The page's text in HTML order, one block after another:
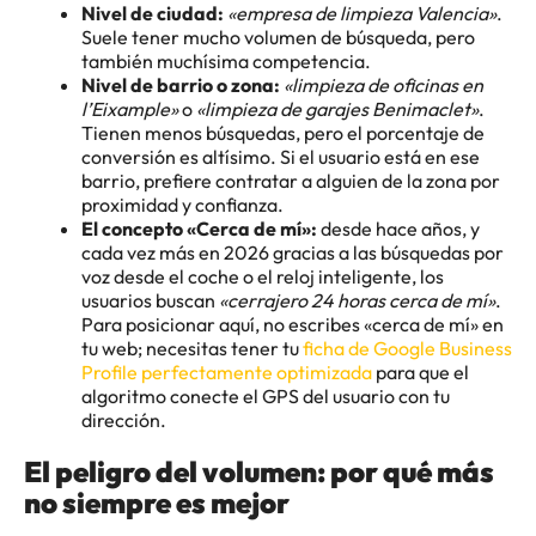
Nivel de ciudad: «empresa de limpieza Valencia».
Suele tener mucho volumen de búsqueda, pero
también muchísima competencia.
Nivel de barrio o zona: «limpieza de oficinas en
l’Eixample»o «limpieza de garajes Benimaclet».
Tienen menos búsquedas, pero el porcentaje de
conversión es altísimo. Si el usuario está en ese
barrio, prefiere contratar a alguien de la zona por
proximidad y confianza.
El concepto «Cerca de mí»: desde hace años, y
cada vez más en 2026 gracias a las búsquedas por
voz desde el coche o el reloj inteligente, los
usuarios buscan «cerrajero 24 horas cerca de mí».
Para posicionar aquí, no escribes «cerca de mí» en
tu web; necesitas tener tuficha de Google Business
Profile perfectamente optimizada para que el
algoritmo conecte el GPS del usuario con tu
dirección.
El peligro del volumen: por qué más
no siempre es mejor